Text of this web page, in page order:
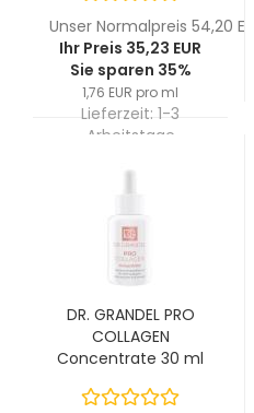
Unser Normalpreis 54,20 EUR
Ihr Preis 35,23 EUR
Sie sparen 35%
1,76 EUR pro ml
Lieferzeit: 1-3
Arbeitstage
DR. GRANDEL PRO
COLLAGEN
Concentrate 30 ml